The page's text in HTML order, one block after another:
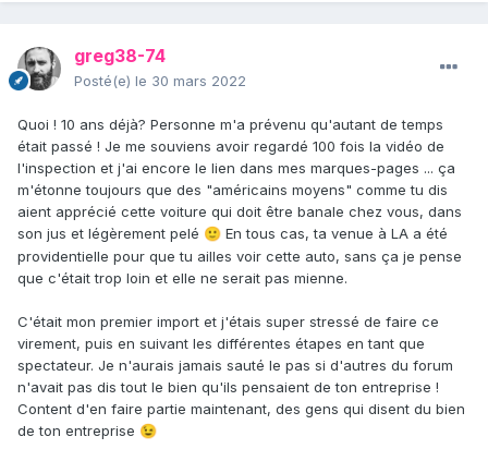
greg38-74
Posté(e) le 30 mars 2022
Quoi ! 10 ans déjà? Personne m'a prévenu qu'autant de temps
était passé ! Je me souviens avoir regardé 100 fois la vidéo de
l'inspection et j'ai encore le lien dans mes marques-pages ... ça
m'étonne toujours que des "américains moyens" comme tu dis
aient apprécié cette voiture qui doit être banale chez vous, dans
son jus et légèrement pelé 🙂 En tous cas, ta venue à LA a été
providentielle pour que tu ailles voir cette auto, sans ça je pense
que c'était trop loin et elle ne serait pas mienne.
C'était mon premier import et j'étais super stressé de faire ce
virement, puis en suivant les différentes étapes en tant que
spectateur. Je n'aurais jamais sauté le pas si d'autres du forum
n'avait pas dis tout le bien qu'ils pensaient de ton entreprise !
Content d'en faire partie maintenant, des gens qui disent du bien
de ton entreprise 😉